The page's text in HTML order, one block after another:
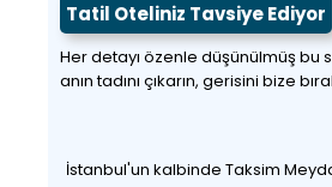
Tatil Oteliniz Tavsiye Ediyor
Her detayı özenle düşünülmüş bu
anın tadını çıkarın, gerisini bize
İstanbul'un kalbinde Taksim